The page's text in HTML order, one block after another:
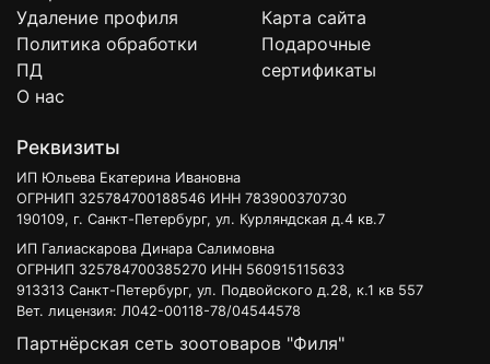
Удаление профиля
Политика обработки
ПД
О нас
Карта сайта
Подарочные
сертификаты
Реквизиты
ИП Юльева Екатерина Ивановна
ОГРНИП 325784700188546 ИНН 783900370730
190109, г. Санкт-Петербург, ул. Курляндская д.4 кв.7
ИП Галиаскарова Динара Салимовна
ОГРНИП 325784700385270 ИНН 560915115633
913313 Санкт-Петербург, ул. Подвойского д.28, к.1 кв 557
Вет. лицензия: Л042-00118-78/04544578
Партнёрская сеть зоотоваров "Филя"